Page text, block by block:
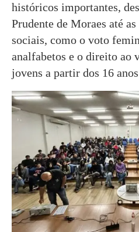
históricos importantes,
Prudente de Moraes até
sociais, como o voto
analfabetos e o direito ao
jovens a partir dos 16